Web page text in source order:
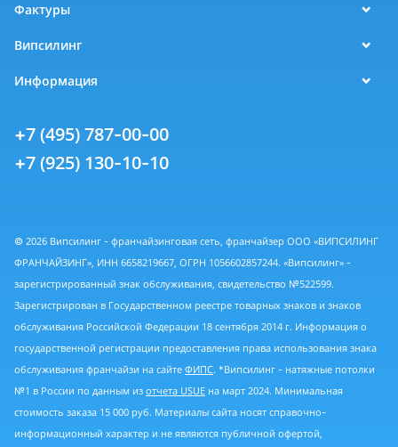
Фактуры
Випсилинг
Информация
+7 (495) 787-00-00
+7 (925) 130-10-10
© 2026 Випсилинг - франчайзинговая сеть, франчайзер ООО «ВИПСИЛИНГ
ФРАНЧАЙЗИНГ», ИНН 6658219667, ОГРН 1056602857244. «Випсилинг» -
зарегистрированный знак обслуживания, свидетельство №522599.
Зарегистрирован в Государственном реестре товарных знаков и знаков
обслуживания Российской Федерации 18 сентября 2014 г. Информация о
государственной регистрации предоставления права использования знака
обслуживания франчайзи на сайте ФИПС. *Випсилинг - натяжные потолки
№1 в России по данным из отчета USUE на март 2024. Минимальная
стоимость заказа 15 000 руб. Материалы сайта носят справочно-
информационный характер и не являются публичной офертой,